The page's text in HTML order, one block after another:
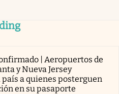
| Aeropuertos de
y Nueva Jersey
a quienes posterguen
en su pasaporte